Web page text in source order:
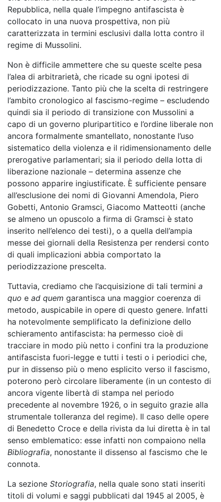
Repubblica, nella quale l’impegno antifascista è
collocato in una nuova prospettiva, non più
caratterizzata in termini esclusivi dalla lotta contro il
regime di Mussolini.
Non è difficile ammettere che su queste scelte pesa
l’alea di arbitrarietà, che ricade su ogni ipotesi di
periodizzazione. Tanto più che la scelta di restringere
l’ambito cronologico al fascismo-regime – escludendo
quindi sia il periodo di transizione con Mussolini a
capo di un governo pluripartitico e l’ordine liberale non
ancora formalmente smantellato, nonostante l’uso
sistematico della violenza e il ridimensionamento delle
prerogative parlamentari; sia il periodo della lotta di
liberazione nazionale – determina assenze che
possono apparire ingiustificate. È sufficiente pensare
all’esclusione dei nomi di Giovanni Amendola, Piero
Gobetti, Antonio Gramsci, Giacomo Matteotti (anche
se almeno un opuscolo a firma di Gramsci è stato
inserito nell’elenco dei testi), o a quella dell’ampia
messe dei giornali della Resistenza per rendersi conto
di quali implicazioni abbia comportato la
periodizzazione prescelta.
Tuttavia, crediamo che l’acquisizione di tali termini a
quo e ad quem garantisca una maggior coerenza di
metodo, auspicabile in opere di questo genere. Infatti
ha notevolmente semplificato la definizione dello
schieramento antifascista: ha permesso cioè di
tracciare in modo più netto i confini tra la produzione
antifascista fuori-legge e tutti i testi o i periodici che,
pur in dissenso più o meno esplicito verso il fascismo,
poterono però circolare liberamente (in un contesto di
ancora vigente libertà di stampa nel periodo
precedente al novembre 1926, o in seguito grazie alla
strumentale tolleranza del regime). Il caso delle opere
di Benedetto Croce e della rivista da lui diretta è in tal
senso emblematico: esse infatti non compaiono nella
Bibliografia, nonostante il dissenso al fascismo che le
connota.
La sezione Storiografia, nella quale sono stati inseriti
titoli di volumi e saggi pubblicati dal 1945 al 2005, è